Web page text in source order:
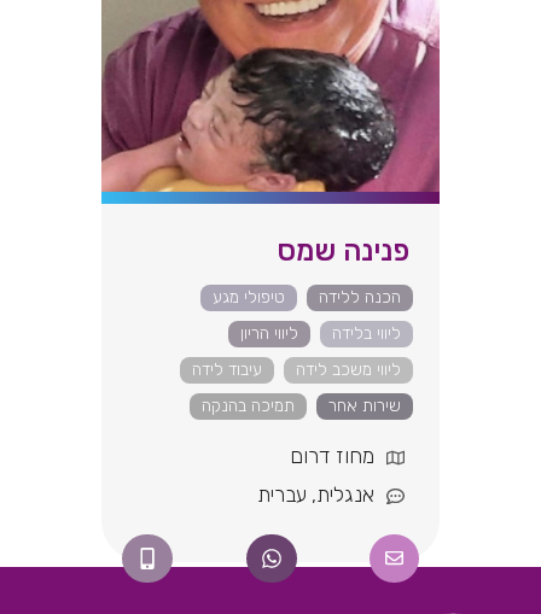
פנינה שמס
הכנה ללידה
טיפולי מגע
ליווי בלידה
ליווי הריון
ליווי משכב לידה
עיבוד לידה
שירות אחר
תמיכה בהנקה
מחוז דרום
אנגלית, עברית